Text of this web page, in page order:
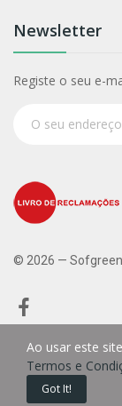
Início
Newsletter
Registe o seu e-
© 2026 — Sofgreen
Ao usar este
Termos e
Got It!